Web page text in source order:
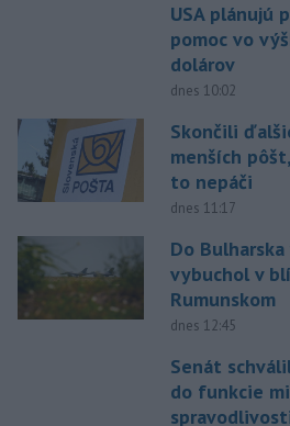
USA plánujú
pomoc vo
dolárov
dnes 10:02
Skončili
menších
to nepáči
dnes 11:17
Do
vybuchol v
Rumunskom
dnes 12:45
Senát
do funkcie